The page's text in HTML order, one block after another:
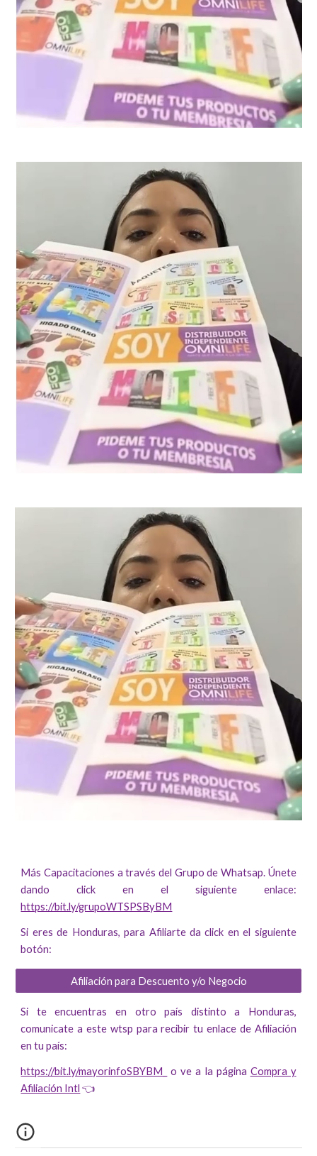
Más Capacitaciones a través del Grupo de Whatsap. Únete
dando click en el siguiente enlace:
https://bit.ly/grupoWTSPSByBM
Si eres de Honduras, para Afiliarte da click en el siguiente
botón:
Afiliación para Descuento y/o Negocio
Si te encuentras en otro país distinto a Honduras,
comunicate a este wtsp para recibir tu enlace de Afiliación
en tu país:
https://bit.ly/mayorinfoSBYBM_ o ve a la página Compra y
Afiliación Intl 👈